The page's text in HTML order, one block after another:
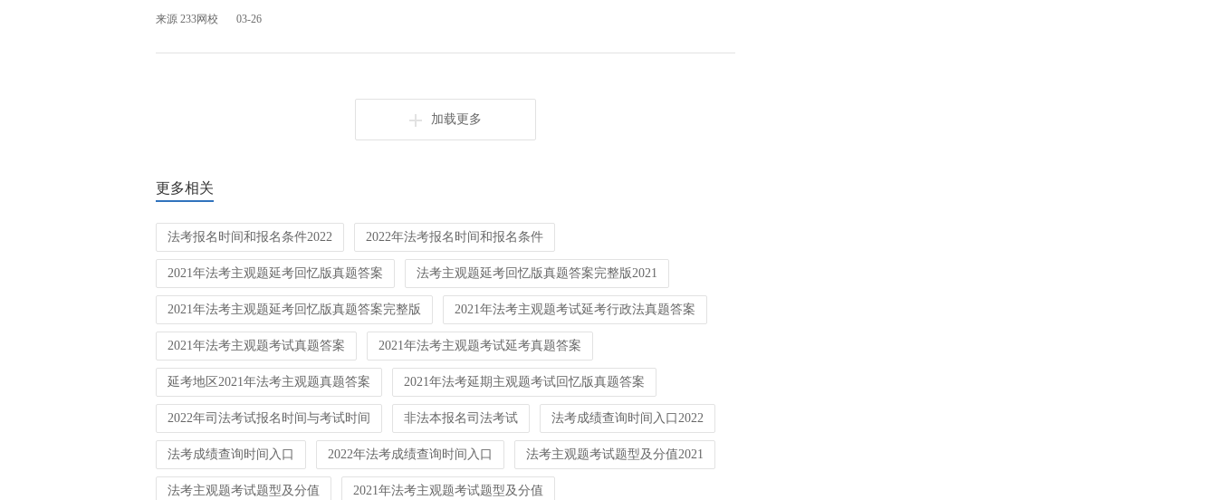
来源 233网校 03-26
加载更多
更多相关
法考报名时间和报名条件2022 2022年法考报名时间和报名条件
2021年法考主观题延考回忆版真题答案 法考主观题延考回忆版真题答案完整版2021
2021年法考主观题延考回忆版真题答案完整版 2021年法考主观题考试延考行政法真题答案
2021年法考主观题考试真题答案 2021年法考主观题考试延考真题答案
延考地区2021年法考主观题真题答案 2021年法考延期主观题考试回忆版真题答案
2022年司法考试报名时间与考试时间 非法本报名司法考试 法考成绩查询时间入口2022
法考成绩查询时间入口 2022年法考成绩查询时间入口 法考主观题考试题型及分值2021
法考主观题考试题型及分值 2021年法考主观题考试题型及分值